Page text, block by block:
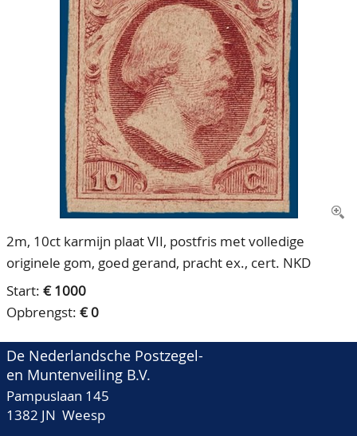
Ons Team
80 jarig bestaan
2m, 10ct karmijn plaat VII, postfris met volledige
originele gom, goed gerand, pracht ex., cert. NKD
Start: € 1000
Opbrengst: € 0
De Nederlandsche Postzegel-
en Muntenveiling B.V.
Pampuslaan 145
1382 JN Weesp